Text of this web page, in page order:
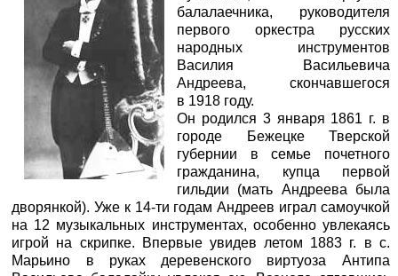
балалаечника, руководителя
первого оркестра русских
народных инструментов
Василия Васильевича
Андреева, скончавшегося
в 1918 году.
Он родился 3 января 1861 г. в
городе Бежецке Тверской
губернии в семье почетного
гражданина, купца первой
гильдии (мать Андреева была
дворянкой). Уже к 14-ти годам Андреев играл самоучкой
на 12 музыкальных инструментах, особенно увлекаясь
игрой на скрипке. Впервые увидев летом 1883 г. в с.
Марьино в руках деревенского виртуоза Антипа